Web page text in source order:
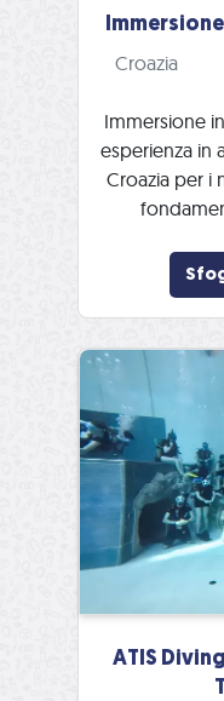
Croazia
Immersione
esperienza in
Croazia per i
ATIS